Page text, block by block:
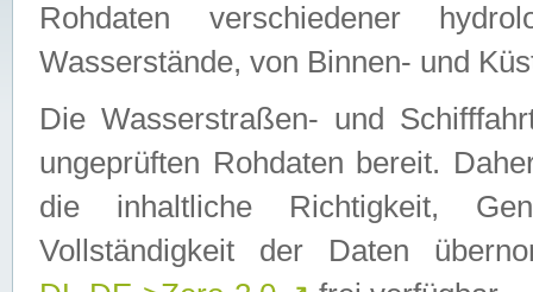
Rohdaten verschiedener
Wasserstände, von Binnen- und
Die Wasserstraßen- und
ungeprüften Rohdaten bereit.
die inhaltliche Richtigkeit,
Vollständigkeit der Daten